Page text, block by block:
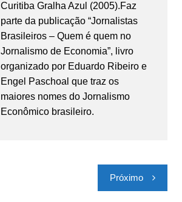
Curitiba Gralha Azul (2005).Faz
parte da publicação “Jornalistas
Brasileiros – Quem é quem no
Jornalismo de Economia”, livro
organizado por Eduardo Ribeiro e
Engel Paschoal que traz os
maiores nomes do Jornalismo
Econômico brasileiro.
Próximo